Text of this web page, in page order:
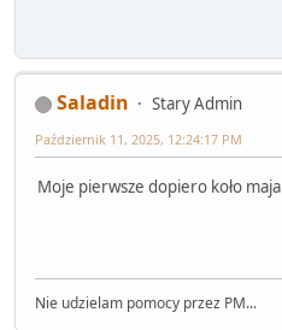
Saladin
Stary Admin
Październik 11, 2025, 12:24:17 PM
Moje pierwsze dopiero koło maja
Nie udzielam pomocy przez PM...